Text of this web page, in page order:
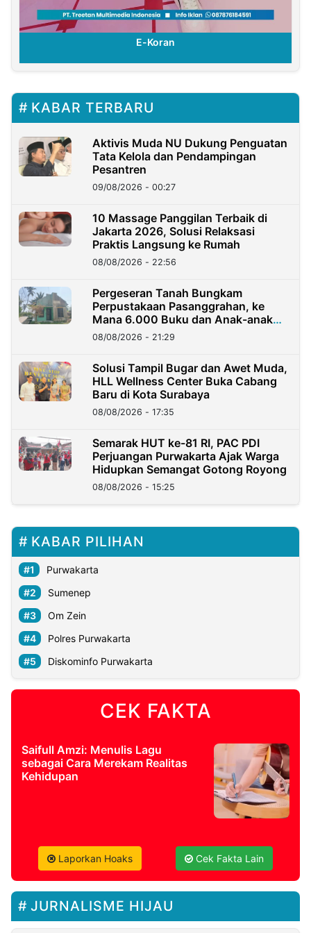
E-Koran
KABAR TERBARU
Aktivis Muda NU Dukung Penguatan
Tata Kelola dan Pendampingan
Pesantren
09/08/2026 - 00:27
10 Massage Panggilan Terbaik di
Jakarta 2026, Solusi Relaksasi
Praktis Langsung ke Rumah
08/08/2026 - 22:56
Pergeseran Tanah Bungkam
Perpustakaan Pasanggrahan, ke
Mana 6.000 Buku dan Anak-anak
Kini?
08/08/2026 - 21:29
Solusi Tampil Bugar dan Awet Muda,
HLL Wellness Center Buka Cabang
Baru di Kota Surabaya
08/08/2026 - 17:35
Semarak HUT ke-81 RI, PAC PDI
Perjuangan Purwakarta Ajak Warga
Hidupkan Semangat Gotong Royong
08/08/2026 - 15:25
KABAR PILIHAN
Purwakarta
Sumenep
Om Zein
Polres Purwakarta
Diskominfo Purwakarta
CEK FAKTA
Saifull Amzi: Menulis Lagu
sebagai Cara Merekam Realitas
Kehidupan
Laporkan Hoaks Cek Fakta Lain
JURNALISME HIJAU